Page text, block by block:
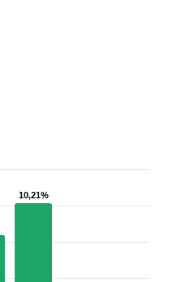
10,21%
10,21%